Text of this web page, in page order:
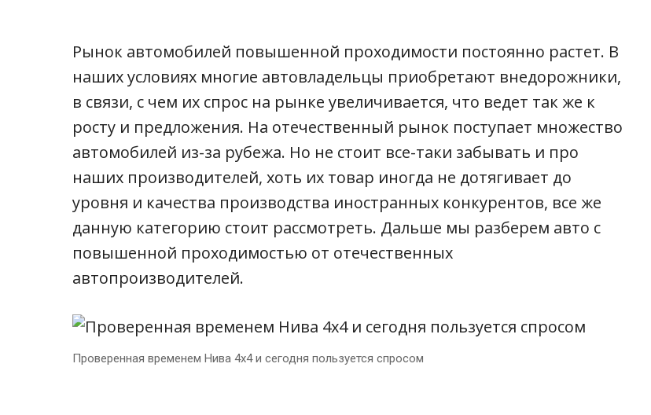
Рынок автомобилей повышенной проходимости постоянно растет. В
наших условиях многие автовладельцы приобретают внедорожники,
в связи, с чем их спрос на рынке увеличивается, что ведет так же к
росту и предложения. На отечественный рынок поступает множество
автомобилей из-за рубежа. Но не стоит все-таки забывать и про
наших производителей, хоть их товар иногда не дотягивает до
уровня и качества производства иностранных конкурентов, все же
данную категорию стоит рассмотреть. Дальше мы разберем авто с
повышенной проходимостью от отечественных
автопроизводителей.
Проверенная временем Нива 4х4 и сегодня пользуется спросом